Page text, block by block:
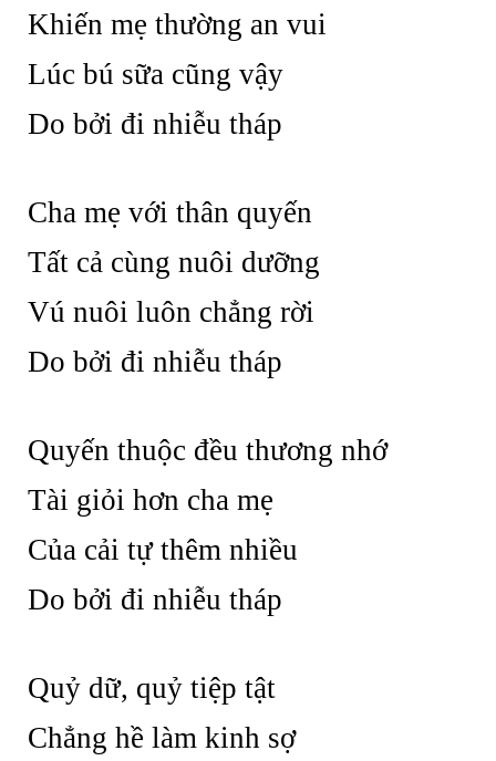
Khiến mẹ thường an vui
Lúc bú sữa cũng vậy
Do bởi đi nhiễu tháp
Cha mẹ với thân quyến
Tất cả cùng nuôi dưỡng
Vú nuôi luôn chẳng rời
Do bởi đi nhiễu tháp
Quyến thuộc đều thương nhớ
Tài giỏi hơn cha mẹ
Của cải tự thêm nhiều
Do bởi đi nhiễu tháp
Quỷ dữ, quỷ tiệp tật
Chẳng hề làm kinh sợ